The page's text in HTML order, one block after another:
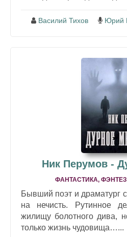
Василий Тихов Юрий
Ник Перумов -
ФАНТАСТИКА,
Бывший поэт и драматург
на нечисть. Рутинное
жилищу болотного дива,
только жизнь чудовища…...